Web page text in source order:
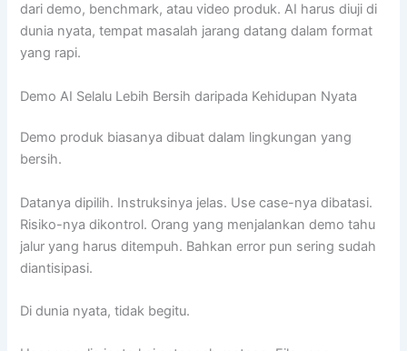
dari demo, benchmark, atau video produk. AI harus diuji di
dunia nyata, tempat masalah jarang datang dalam format
yang rapi.
Demo AI Selalu Lebih Bersih daripada Kehidupan Nyata
Demo produk biasanya dibuat dalam lingkungan yang
bersih.
Datanya dipilih. Instruksinya jelas. Use case-nya dibatasi.
Risiko-nya dikontrol. Orang yang menjalankan demo tahu
jalur yang harus ditempuh. Bahkan error pun sering sudah
diantisipasi.
Di dunia nyata, tidak begitu.